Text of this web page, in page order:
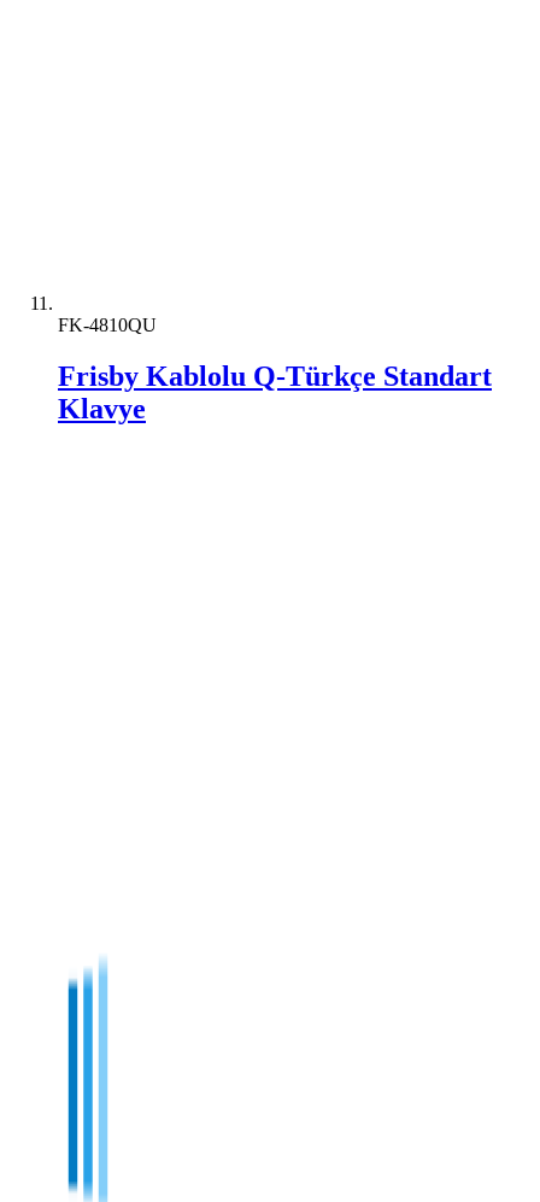
FK-4810QU
Frisby Kablolu Q-Türkçe Standart
Klavye